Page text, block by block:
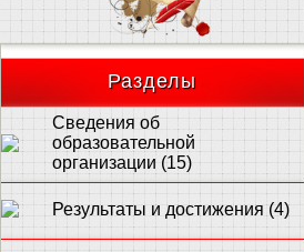
Разделы
Сведения об
образовательной
организации (15)
Результаты и достижения (4)